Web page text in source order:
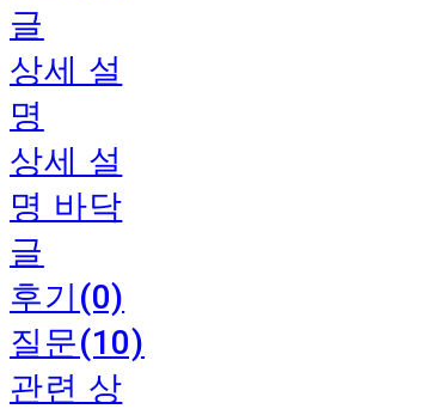
글
상세 설
명
상세 설
명 바닥
글
후기(0)
질문(10)
관련 상